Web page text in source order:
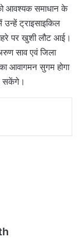
आवश्यक समाधान के
उन्हें ट्राइसाइकिल
पर खुशी लौट आई।
साव एवं जिला
आवागमन सुगम होगा
सकेंगे।